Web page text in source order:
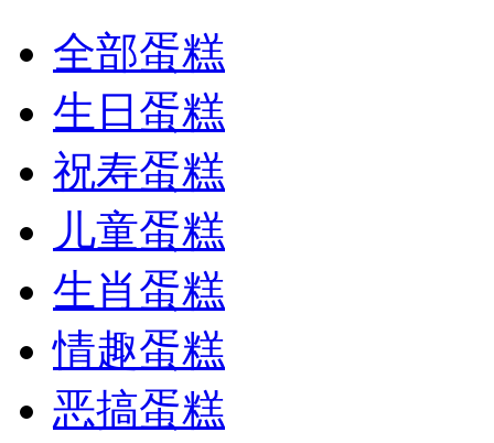
全部蛋糕
生日蛋糕
祝寿蛋糕
儿童蛋糕
生肖蛋糕
情趣蛋糕
恶搞蛋糕